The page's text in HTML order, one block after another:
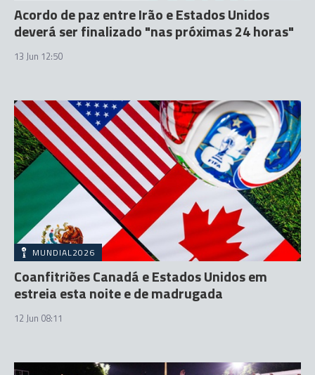
Acordo de paz entre Irão e Estados Unidos
deverá ser finalizado "nas próximas 24 horas"
13 Jun 12:50
MUNDIAL2026
Coanfitriões Canadá e Estados Unidos em
estreia esta noite e de madrugada
12 Jun 08:11